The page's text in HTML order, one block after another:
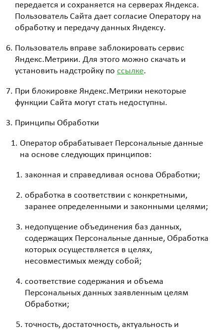
передается и сохраняется на серверах Яндекса.
Пользователь Сайта дает согласие Оператору на
обработку и передачу данных Яндексу.
Пользователь вправе заблокировать сервис
Яндекс.Метрики. Для этого можно скачать и
установить надстройку по ссылке.
При блокировке Яндекс.Метрики некоторые
функции Сайта могут стать недоступны.
Принципы Обработки
Оператор обрабатывает Персональные данные
на основе следующих принципов:
законная и справедливая основа Обработки;
обработка в соответствии с конкретными,
заранее определенными и законными целями;
недопущение объединения баз данных,
содержащих Персональные данные, Обработка
которых осуществляется в целях,
несовместимых между собой;
соответствие содержания и объема
Персональных данных заявленным целям
Обработки;
точность, достаточность, актуальность и